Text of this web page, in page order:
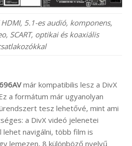
5.1-es audió, komponens,
SCART, optikai és koaxiális
már kompatibilis lesz a DivX
a formátum már ugyanolyan
tesz lehetővé, mint ami
a DivX videó jelenetei
navigálni, több film is
lemezen, 8 különböző nyelvű